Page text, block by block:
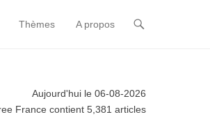
Thèmes A propos
Aujourd'hui le 06-08-2026
France contient 5,381 articles